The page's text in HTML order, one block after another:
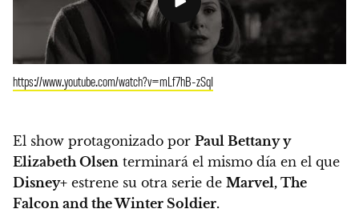
https://www.youtube.com/watch?v=mLf7hB-zSqI
El show protagonizado por Paul Bettany y
Elizabeth Olsen terminará el mismo día en el que
Disney+ estrene su otra serie de Marvel, The
Falcon and the Winter Soldier.